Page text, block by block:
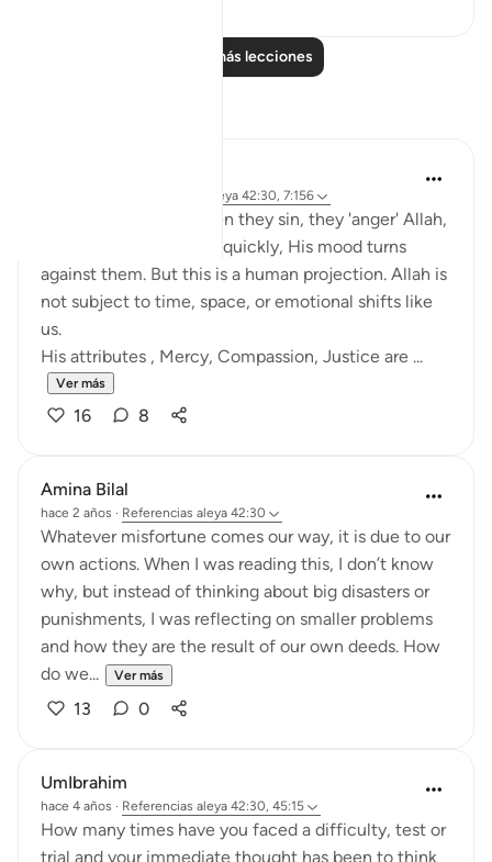
Leer más lecciones
aleya 42:30, 7:156
Many people think when they sin, they 'anger' Allah,
and unless they repent quickly, His mood turns
against them. But this is a human projection. Allah is
not subject to time, space, or emotional shifts like
us.
His attributes , Mercy, Compassion, Justice are ...
Ver más
16 8
Amina Bilal
hace 2 años · Referencias aleya 42:30
Whatever misfortune comes our way, it is due to our
own actions. When I was reading this, I don’t know
why, but instead of thinking about big disasters or
punishments, I was reflecting on smaller problems
and how they are the result of our own deeds. How
do we...
Ver más
13 0
UmIbrahim
hace 4 años · Referencias aleya 42:30, 45:15
How many times have you faced a difficulty, test or
trial and your immediate thought has been to think